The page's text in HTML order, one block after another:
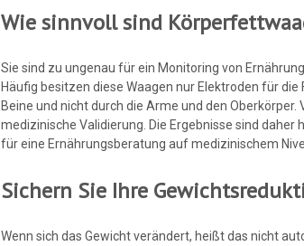
Wie sinnvoll sind
Sie sind zu ungenau für ein Monitoring von
Häufig besitzen diese Waagen nur Elektroden für
Beine und nicht durch die Arme und den
medizinische Validierung. Die Ergebnisse sind
für eine Ernährungsberatung auf medizinischem
Sichern Sie Ihre
Wenn sich das Gewicht verändert, heißt das nicht